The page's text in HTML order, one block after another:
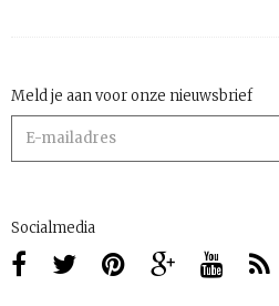
Meld je aan voor onze nieuwsbrief
Socialmedia